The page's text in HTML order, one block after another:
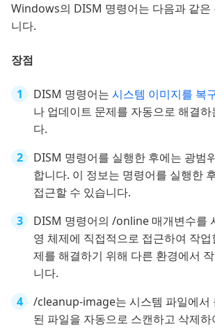
Windows의 DISM 명령어는 다음과 같은
니다.
장점
DISM 명령어는 시스템 이미지를 복
나 업데이트 문제를 자동으로 해결
다.
DISM 명령어를 실행한 후에는 광범
합니다. 이 정보는 명령어를 실행한
접근할 수 있습니다.
DISM 명령어의 /online 매개변수를
영 체제에 직접적으로 접근하여 작
제를 해결하기 위해 다른 환경에서
니다.
/cleanup-image는 시스템 파일에서
된 파일을 자동으로 스캔하고 삭제